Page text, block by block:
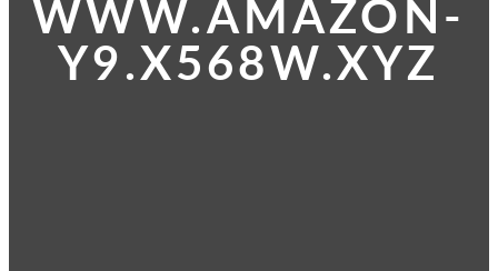
WWW.AMAZON-
Y9.X568W.XYZ